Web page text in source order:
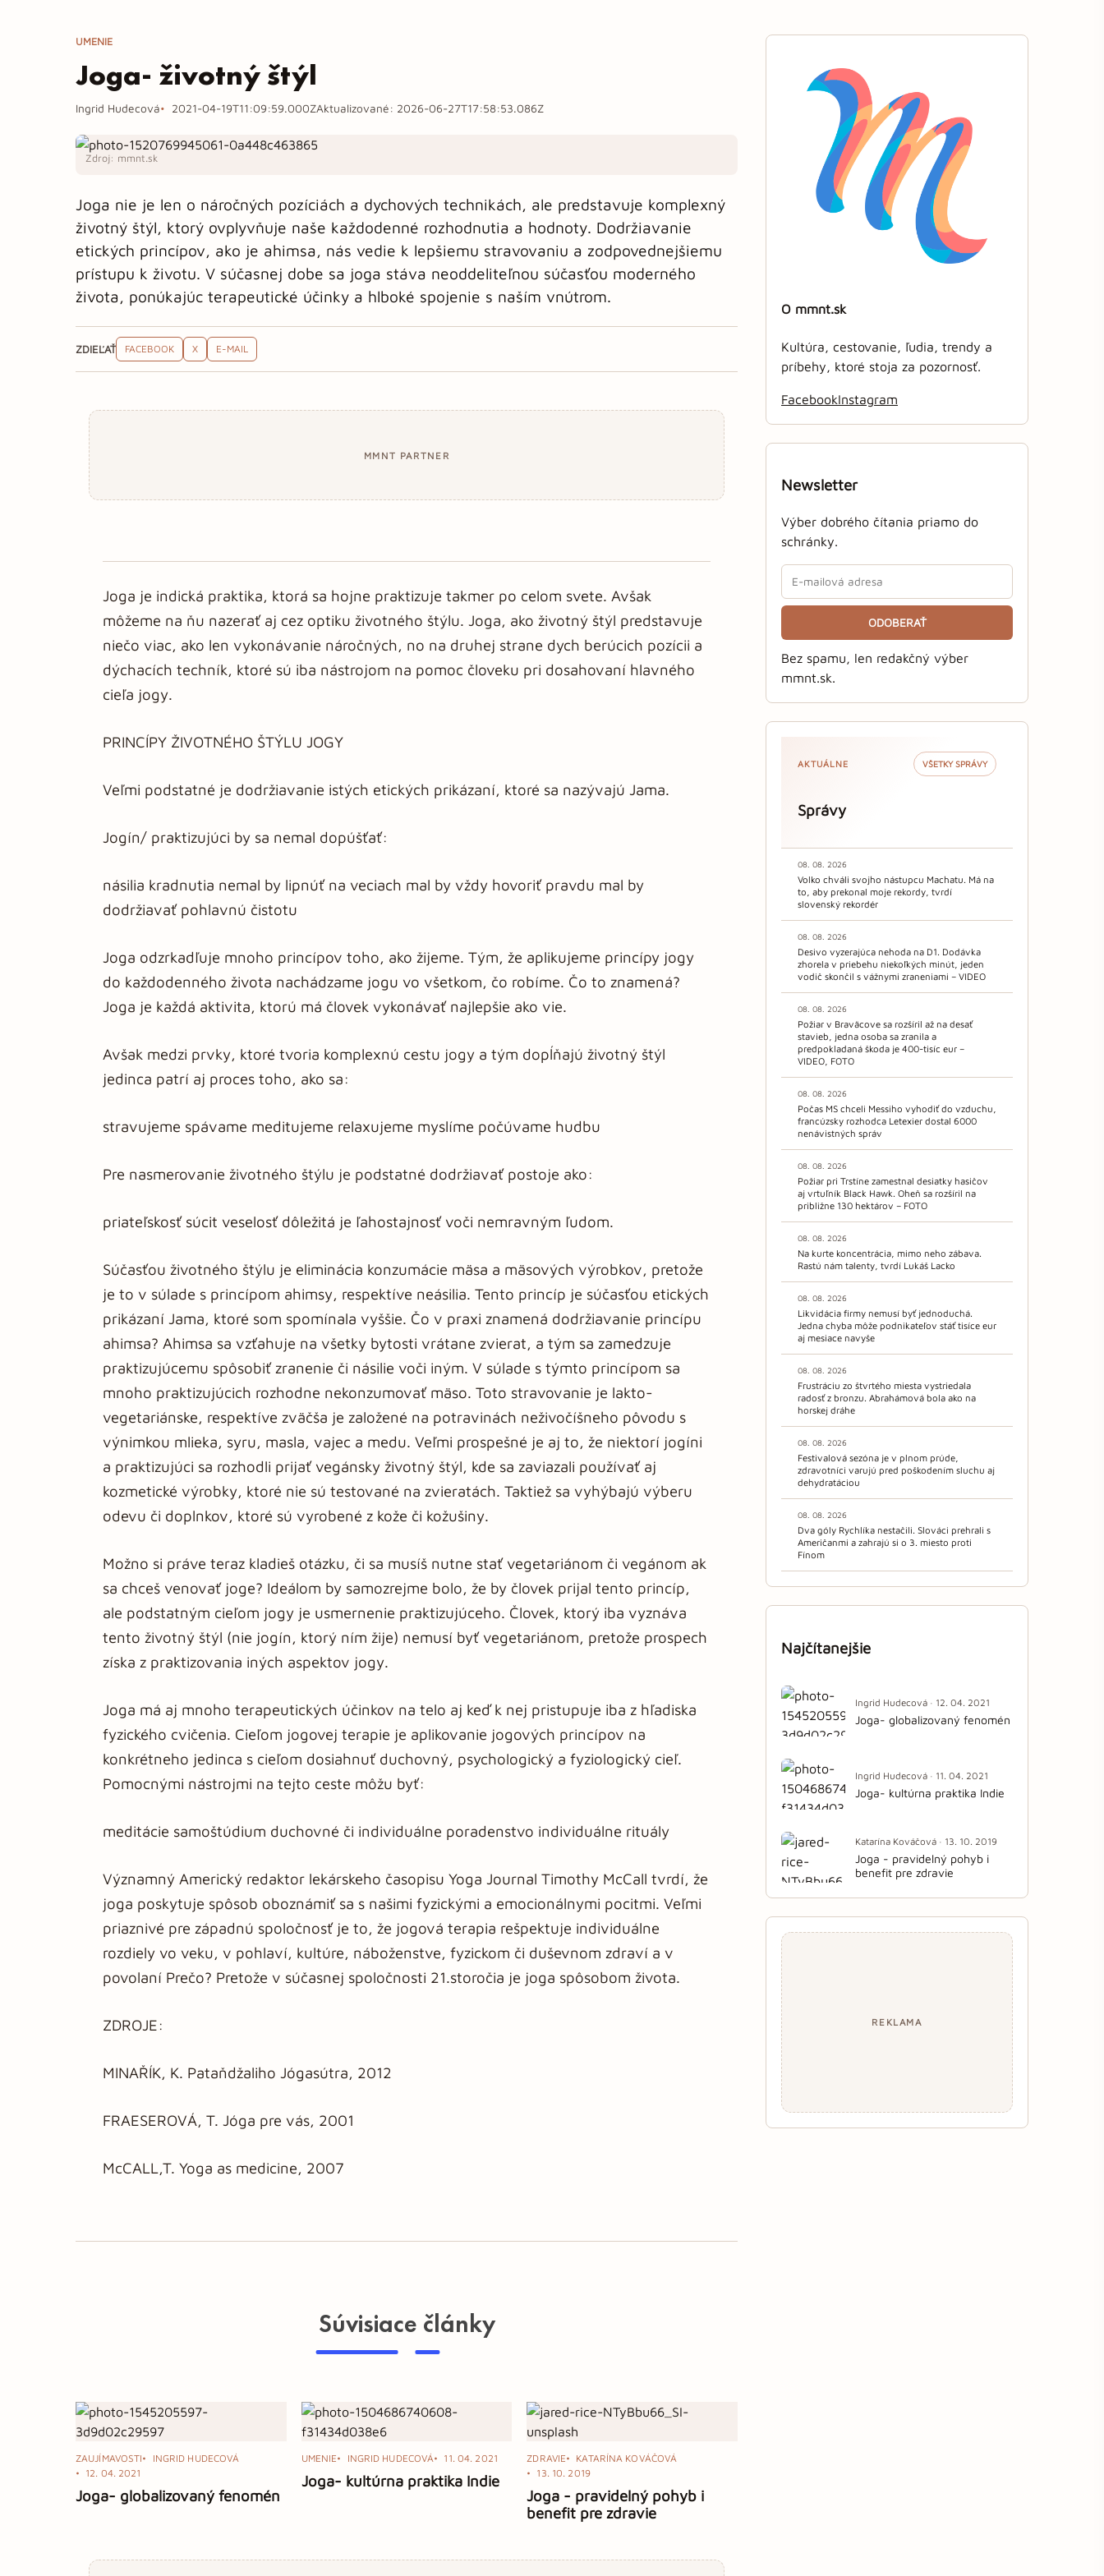
UMENIE
Joga- životný štýl
Ingrid Hudecová 2021-04-19T11:09:59.000ZAktualizované: 2026-06-27T17:58:53.086Z
Zdroj: mmnt.sk
Joga nie je len o náročných pozíciách a dychových technikách, ale predstavuje komplexný
životný štýl, ktorý ovplyvňuje naše každodenné rozhodnutia a hodnoty. Dodržiavanie
etických princípov, ako je ahimsa, nás vedie k lepšiemu stravovaniu a zodpovednejšiemu
prístupu k životu. V súčasnej dobe sa joga stáva neoddeliteľnou súčasťou moderného
života, ponúkajúc terapeutické účinky a hlboké spojenie s naším vnútrom.
ZDIEĽAŤ FACEBOOK X E-MAIL
MMNT PARTNER
Joga je indická praktika, ktorá sa hojne praktizuje takmer po celom svete. Avšak
môžeme na ňu nazerať aj cez optiku životného štýlu. Joga, ako životný štýl predstavuje
niečo viac, ako len vykonávanie náročných, no na druhej strane dych berúcich pozícii a
dýchacích techník, ktoré sú iba nástrojom na pomoc človeku pri dosahovaní hlavného
cieľa jogy.
PRINCÍPY ŽIVOTNÉHO ŠTÝLU JOGY
Veľmi podstatné je dodržiavanie istých etických prikázaní, ktoré sa nazývajú Jama.
Jogín/ praktizujúci by sa nemal dopúšťať:
násilia kradnutia nemal by lipnúť na veciach mal by vždy hovoriť pravdu mal by
dodržiavať pohlavnú čistotu
Joga odzrkadľuje mnoho princípov toho, ako žijeme. Tým, že aplikujeme princípy jogy
do každodenného života nachádzame jogu vo všetkom, čo robíme. Čo to znamená?
Joga je každá aktivita, ktorú má človek vykonávať najlepšie ako vie.
Avšak medzi prvky, ktoré tvoria komplexnú cestu jogy a tým dopĺňajú životný štýl
jedinca patrí aj proces toho, ako sa:
stravujeme spávame meditujeme relaxujeme myslíme počúvame hudbu
Pre nasmerovanie životného štýlu je podstatné dodržiavať postoje ako:
priateľskosť súcit veselosť dôležitá je ľahostajnosť voči nemravným ľudom.
Súčasťou životného štýlu je eliminácia konzumácie mäsa a mäsových výrobkov, pretože
je to v súlade s princípom ahimsy, respektíve neásilia. Tento princíp je súčasťou etických
prikázaní Jama, ktoré som spomínala vyššie. Čo v praxi znamená dodržiavanie princípu
ahimsa? Ahimsa sa vzťahuje na všetky bytosti vrátane zvierat, a tým sa zamedzuje
praktizujúcemu spôsobiť zranenie či násilie voči iným. V súlade s týmto princípom sa
mnoho praktizujúcich rozhodne nekonzumovať mäso. Toto stravovanie je lakto-
vegetariánske, respektíve zväčša je založené na potravinách neživočíšneho pôvodu s
výnimkou mlieka, syru, masla, vajec a medu. Veľmi prospešné je aj to, že niektorí jogíni
a praktizujúci sa rozhodli prijať vegánsky životný štýl, kde sa zaviazali používať aj
kozmetické výrobky, ktoré nie sú testované na zvieratách. Taktiež sa vyhýbajú výberu
odevu či doplnkov, ktoré sú vyrobené z kože či kožušiny.
Možno si práve teraz kladieš otázku, či sa musíš nutne stať vegetariánom či vegánom ak
sa chceš venovať joge? Ideálom by samozrejme bolo, že by človek prijal tento princíp,
ale podstatným cieľom jogy je usmernenie praktizujúceho. Človek, ktorý iba vyznáva
tento životný štýl (nie jogín, ktorý ním žije) nemusí byť vegetariánom, pretože prospech
získa z praktizovania iných aspektov jogy.
Joga má aj mnoho terapeutických účinkov na telo aj keď k nej pristupuje iba z hľadiska
fyzického cvičenia. Cieľom jogovej terapie je aplikovanie jogových princípov na
konkrétneho jedinca s cieľom dosiahnuť duchovný, psychologický a fyziologický cieľ.
Pomocnými nástrojmi na tejto ceste môžu byť:
meditácie samoštúdium duchovné či individuálne poradenstvo individuálne rituály
Významný Americký redaktor lekárskeho časopisu Yoga Journal Timothy McCall tvrdí, že
joga poskytuje spôsob oboznámiť sa s našimi fyzickými a emocionálnymi pocitmi. Veľmi
priaznivé pre západnú spoločnosť je to, že jogová terapia rešpektuje individuálne
rozdiely vo veku, v pohlaví, kultúre, náboženstve, fyzickom či duševnom zdraví a v
povolaní Prečo? Pretože v súčasnej spoločnosti 21.storočia je joga spôsobom života.
ZDROJE:
MINAŘÍK, K. Pataňdžaliho Jógasútra, 2012
FRAESEROVÁ, T. Jóga pre vás, 2001
McCALL,T. Yoga as medicine, 2007
Súvisiace články
ZAUJÍMAVOSTI
INGRID HUDECOVÁ
12. 04. 2021
Joga- globalizovaný fenomén
UMENIE INGRID HUDECOVÁ 11. 04. 2021
Joga- kultúrna praktika Indie
ZDRAVIE
KATARÍNA KOVÁČOVÁ
13. 10. 2019
Joga - pravidelný pohyb i
benefit pre zdravie
O mmnt.sk
Kultúra, cestovanie, ľudia, trendy a
príbehy, ktoré stoja za pozornosť.
FacebookInstagram
Newsletter
Výber dobrého čítania priamo do
schránky.
ODOBERAŤ
Bez spamu, len redakčný výber
mmnt.sk.
AKTUÁLNE VŠETKY SPRÁVY
Správy
08. 08. 2026
Volko chváli svojho nástupcu Machatu. Má na
to, aby prekonal moje rekordy, tvrdí
slovenský rekordér
08. 08. 2026
Desivo vyzerajúca nehoda na D1. Dodávka
zhorela v priebehu niekoľkých minút, jeden
vodič skončil s vážnymi zraneniami – VIDEO
08. 08. 2026
Požiar v Braväcove sa rozšíril až na desať
stavieb, jedna osoba sa zranila a
predpokladaná škoda je 400-tisíc eur –
VIDEO, FOTO
08. 08. 2026
Počas MS chceli Messiho vyhodiť do vzduchu,
francúzsky rozhodca Letexier dostal 6000
nenávistných správ
08. 08. 2026
Požiar pri Trstíne zamestnal desiatky hasičov
aj vrtuľník Black Hawk. Oheň sa rozšíril na
približne 130 hektárov – FOTO
08. 08. 2026
Na kurte koncentrácia, mimo neho zábava.
Rastú nám talenty, tvrdí Lukáš Lacko
08. 08. 2026
Likvidácia firmy nemusí byť jednoduchá.
Jedna chyba môže podnikateľov stáť tisíce eur
aj mesiace navyše
08. 08. 2026
Frustráciu zo štvrtého miesta vystriedala
radosť z bronzu. Abrahámová bola ako na
horskej dráhe
08. 08. 2026
Festivalová sezóna je v plnom prúde,
zdravotníci varujú pred poškodením sluchu aj
dehydratáciou
08. 08. 2026
Dva góly Rychlíka nestačili. Slováci prehrali s
Američanmi a zahrajú si o 3. miesto proti
Fínom
Najčítanejšie
Ingrid Hudecová · 12. 04. 2021
Joga- globalizovaný fenomén
Ingrid Hudecová · 11. 04. 2021
Joga- kultúrna praktika Indie
Katarína Kováčová · 13. 10. 2019
Joga - pravidelný pohyb i
benefit pre zdravie
REKLAMA